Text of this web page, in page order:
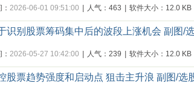
2026-06-01 09:51:00 人气：463 软件大小：12.0 KB
识别股票筹码集中后的波段上涨机会 副图/
2026-05-27 10:42:00 人气：239 软件大小：12.0 KB
股票趋势强度和启动点 狙击主升浪 副图/选